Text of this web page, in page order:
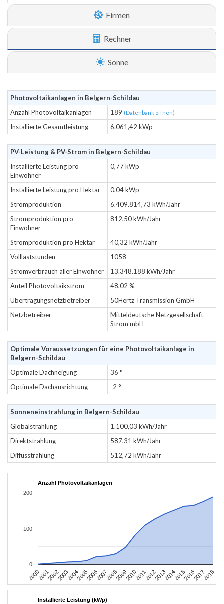
Firmen
Rechner
Sonne
Photovoltaikanlagen in Belgern-Schildau
Anzahl Photovoltaikanlagen
189 (Datenbank öffnen)
Installierte Gesamtleistung 6.061,42 kWp
PV-Leistung & PV-Strom in Belgern-Schildau
Installierte Leistung pro
Einwohner
0,77 kWp
Installierte Leistung pro Hektar
0,04 kWp
Stromproduktion
6.409.814,73 kWh/Jahr
Stromproduktion pro
Einwohner
812,50 kWh/Jahr
Stromproduktion pro Hektar
40,32 kWh/Jahr
Volllaststunden
1058
Stromverbrauch aller Einwohner
13.348.188 kWh/Jahr
Anteil Photovoltaikstrom
48,02 %
Übertragungsnetzbetreiber
50Hertz Transmission GmbH
Netzbetreiber
Mitteldeutsche Netzgesellschaft
Strom mbH
Optimale Voraussetzungen für eine Photovoltaikanlage in
Belgern-Schildau
Optimale Dachneigung
36 °
Optimale Dachausrichtung
-2 °
Sonneneinstrahlung in Belgern-Schildau
Globalstrahlung
1.100,03 kWh/Jahr
Direktstrahlung
587,31 kWh/Jahr
Diffusstrahlung
512,72 kWh/Jahr
Anzahl Photovoltaikanlagen
2000200120022003200420052006200720082009201020112012201320142015201620172018
0
100
200
Installierte Leistung (kWp)